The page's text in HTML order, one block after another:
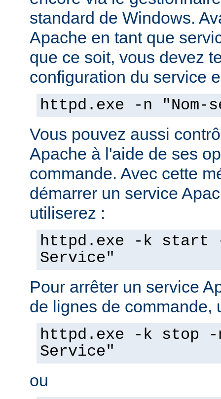
standard de Windows.
Apache en tant que
que ce soit, vous devez
configuration du service
httpd.exe -n
Vous pouvez aussi
Apache à l'aide de ses
commande. Avec cette
démarrer un service
utiliserez :
httpd.exe -k start -
Service"
Pour arrêter un service
de lignes de commande,
httpd.exe -k stop -
Service"
ou